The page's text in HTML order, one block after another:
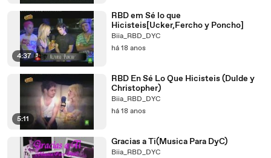
4:37
RBD em Sé lo que
Hicisteis[Ucker,Fercho y Poncho]
Biia_RBD_DYC
há 18 anos
5:11
RBD En Sé Lo Que Hicisteis (Dulde y
Christopher)
Biia_RBD_DYC
há 18 anos
Gracias a Ti(Musica Para DyC)
Biia_RBD_DYC